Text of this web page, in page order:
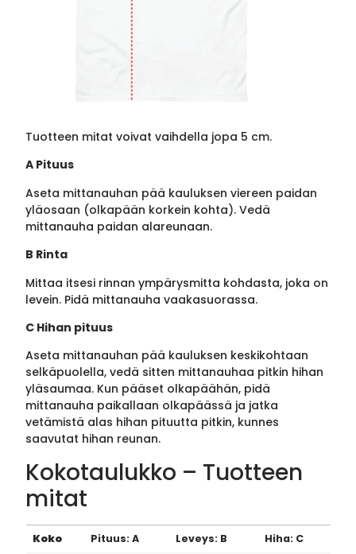
Tuotteen mitat voivat vaihdella jopa 5 cm.
A Pituus
Aseta mittanauhan pää kauluksen viereen paidan
yläosaan (olkapään korkein kohta). Vedä
mittanauha paidan alareunaan.
B Rinta
Mittaa itsesi rinnan ympärysmitta kohdasta, joka on
levein. Pidä mittanauha vaakasuorassa.
C Hihan pituus
Aseta mittanauhan pää kauluksen keskikohtaan
selkäpuolella, vedä sitten mittanauhaa pitkin hihan
yläsaumaa. Kun pääset olkapäähän, pidä
mittanauha paikallaan olkapäässä ja jatka
vetämistä alas hihan pituutta pitkin, kunnes
saavutat hihan reunan.
Kokotaulukko – Tuotteen
mitat
Koko Pituus: A Leveys: B Hiha: C